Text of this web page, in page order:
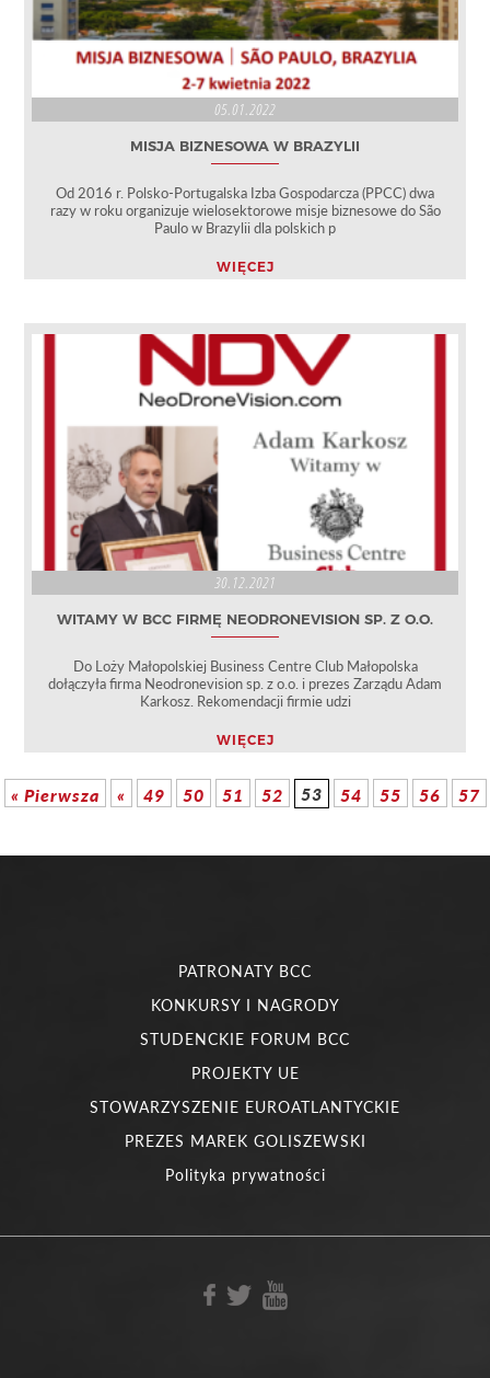
05.01.2022
MISJA BIZNESOWA W BRAZYLII
Od 2016 r. Polsko-Portugalska Izba Gospodarcza (PPCC) dwa
razy w roku organizuje wielosektorowe misje biznesowe do São
Paulo w Brazylii dla polskich p
WIĘCEJ
30.12.2021
WITAMY W BCC FIRMĘ NEODRONEVISION SP. Z O.O.
Do Loży Małopolskiej Business Centre Club Małopolska
dołączyła firma Neodronevision sp. z o.o. i prezes Zarządu Adam
Karkosz. Rekomendacji firmie udzi
WIĘCEJ
« Pierwsza « 49 50 51 52 53 54 55 56 57
PATRONATY BCC
KONKURSY I NAGRODY
STUDENCKIE FORUM BCC
PROJEKTY UE
STOWARZYSZENIE EUROATLANTYCKIE
PREZES MAREK GOLISZEWSKI
Polityka prywatności